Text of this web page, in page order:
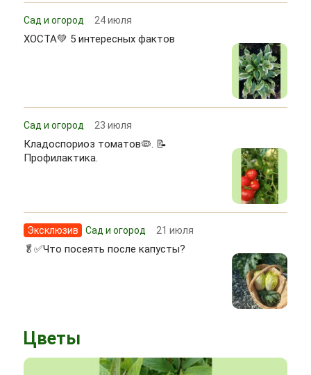
Сад и огород 24 июля
ХОСТА💚 5 интересных фактов
Сад и огород 23 июля
Кладоспориоз томатов🦠. 📝
Профилактика.
Эксклюзив Сад и огород 21 июля
🥬✅Что посеять после капусты?
Цветы